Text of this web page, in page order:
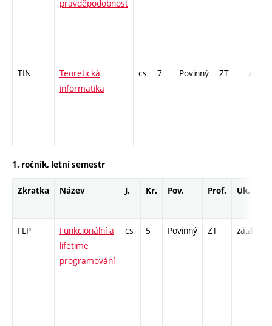
pravděpodobnost
TIN
Teoretická
informatika
cs 7 Povinný ZT zá,zk
1. ročník, letní semestr
Zkratka Název J. Kr. Pov. Prof. Uk.
FLP
Funkcionální a
lifetime
programování
cs 5 Povinný ZT zá,zk